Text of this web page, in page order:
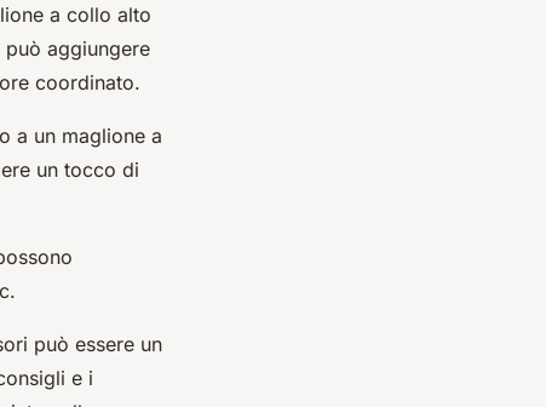
a collo alto
aggiungere
coordinato.
a un maglione a
un tocco di
può essere un
e i